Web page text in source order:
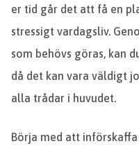
er tid går det att få en
stressigt vardagsliv.
som behövs göras, kan
då det kan vara väldigt
alla trådar i huvudet.
Börja med att